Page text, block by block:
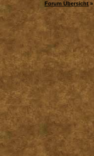
Forum Übersicht »